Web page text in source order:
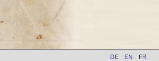
DE EN FR